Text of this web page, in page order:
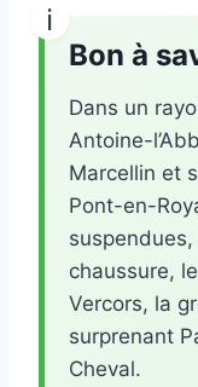
Bon à
Dans un
Antoine-
Marcellin et
Pont-en-
chaussure,
Vercors, la
surprenant
Cheval.